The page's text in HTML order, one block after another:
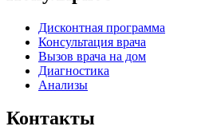
Дисконтная программа
Консультация врача
Вызов врача на дом
Диагностика
Анализы
Контакты